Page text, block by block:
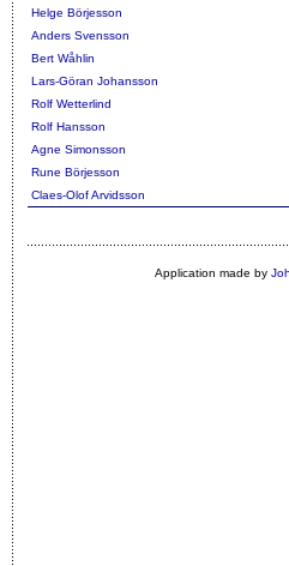
Helge Börjesson
Anders Svensson
Bert Wåhlin
Lars-Göran Johansson
Rolf Wetterlind
Rolf Hansson
Agne Simonsson
Rune Börjesson
Claes-Olof Arvidsson
Application made by